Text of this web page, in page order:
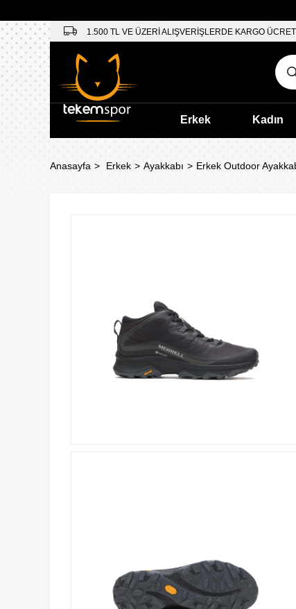
1.500 TL VE ÜZERİ ALIŞVERİŞLERDE KARGO
Erkek Kadın
Anasayfa Erkek Ayakkabı Erkek Outdoor